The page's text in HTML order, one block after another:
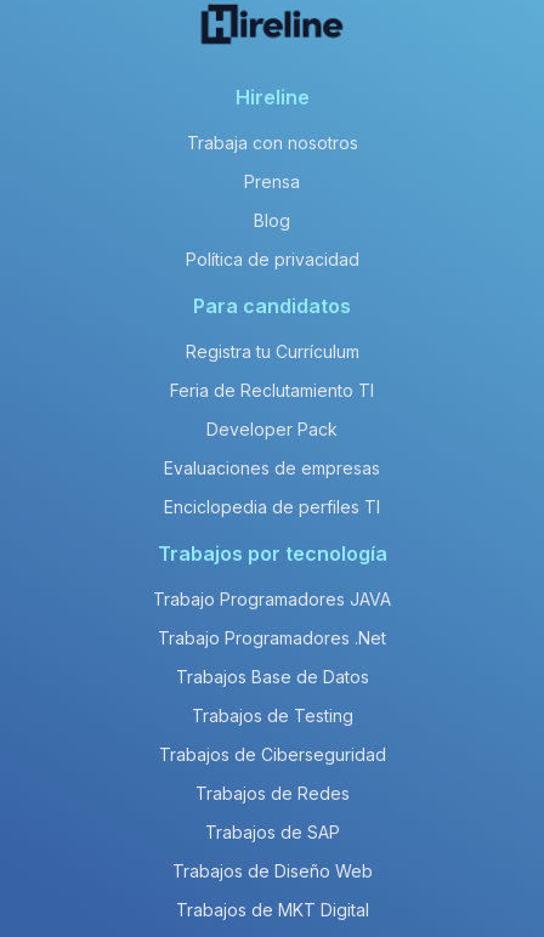
Hireline
Trabaja con nosotros
Prensa
Blog
Política de privacidad
Para candidatos
Registra tu Currículum
Feria de Reclutamiento TI
Developer Pack
Evaluaciones de empresas
Enciclopedia de perfiles TI
Trabajos por tecnología
Trabajo Programadores JAVA
Trabajo Programadores .Net
Trabajos Base de Datos
Trabajos de Testing
Trabajos de Ciberseguridad
Trabajos de Redes
Trabajos de SAP
Trabajos de Diseño Web
Trabajos de MKT Digital